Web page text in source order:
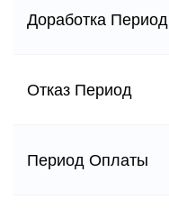
Доработка Период
Отказ Период
Период Оплаты